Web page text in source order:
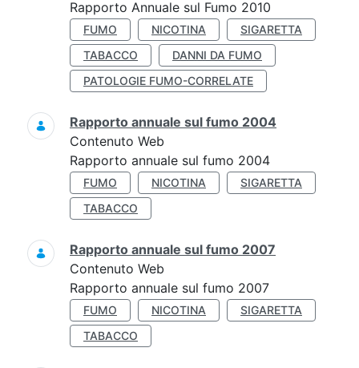
Rapporto Annuale sul Fumo 2010
FUMO NICOTINA
SIGARETTA
TABACCO
DANNI DA FUMO
PATOLOGIE FUMO-CORRELATE
Rapporto annuale sul fumo 2004
Contenuto Web
Rapporto annuale sul fumo 2004
FUMO NICOTINA
SIGARETTA
TABACCO
Rapporto annuale sul fumo 2007
Contenuto Web
Rapporto annuale sul fumo 2007
FUMO NICOTINA
SIGARETTA
TABACCO